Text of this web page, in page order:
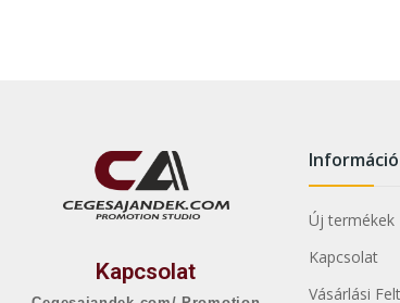
Kapcsolat
Információ
Új termékek
Kapcsolat
Vásárlási